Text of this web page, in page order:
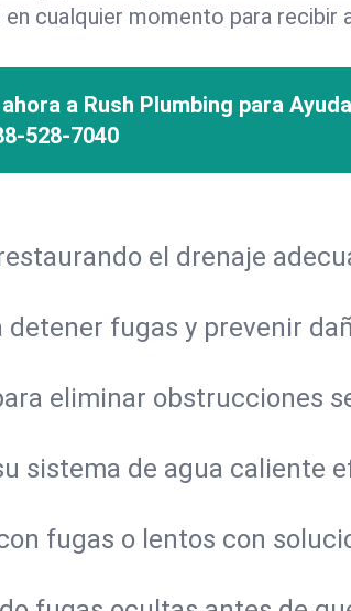
cualquier momento para recibir
a Rush Plumbing para
528-7040
el drenaje
fugas y prevenir
eliminar obstrucciones
sistema de agua caliente
fugas o lentos con